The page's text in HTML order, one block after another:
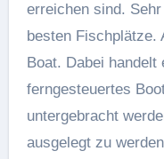
erreichen sind.
besten Fischplätze.
Boat. Dabei
ferngesteuertes
untergebracht
ausgelegt zu